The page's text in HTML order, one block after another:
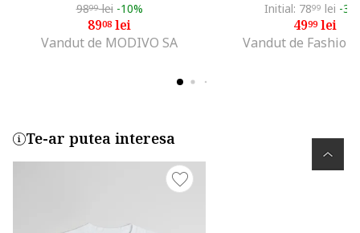
9899lei -10%
8908 lei
Vandut de MODIVO SA
Initial: 7899 lei -
4999lei
Vandut de Fashion
Te-ar putea interesa